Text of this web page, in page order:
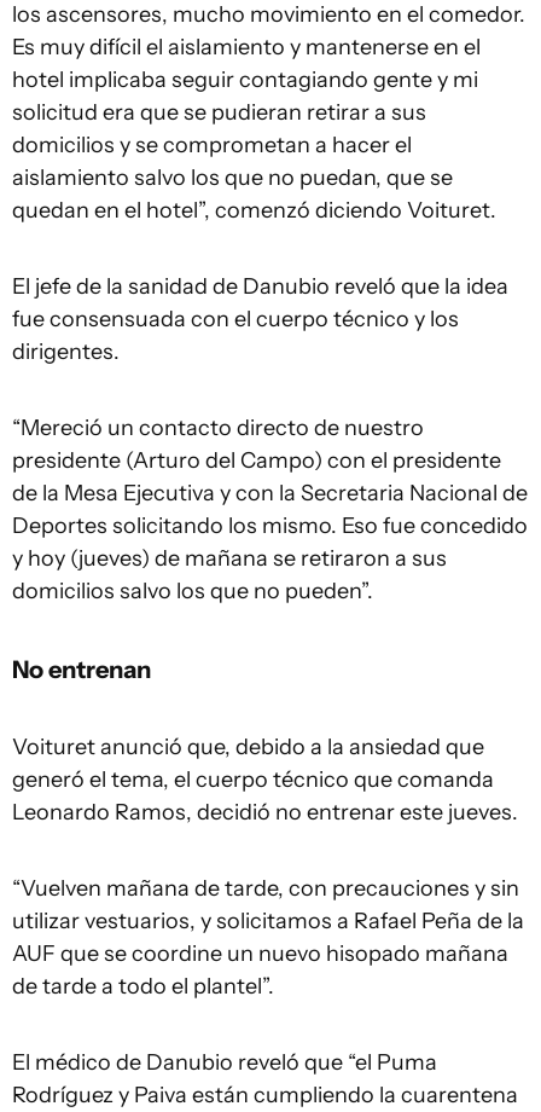
los ascensores, mucho movimiento en el comedor.
Es muy difícil el aislamiento y mantenerse en el
hotel implicaba seguir contagiando gente y mi
solicitud era que se pudieran retirar a sus
domicilios y se comprometan a hacer el
aislamiento salvo los que no puedan, que se
quedan en el hotel”, comenzó diciendo Voituret.
El jefe de la sanidad de Danubio reveló que la idea
fue consensuada con el cuerpo técnico y los
dirigentes.
“Mereció un contacto directo de nuestro
presidente (Arturo del Campo) con el presidente
de la Mesa Ejecutiva y con la Secretaria Nacional de
Deportes solicitando los mismo. Eso fue concedido
y hoy (jueves) de mañana se retiraron a sus
domicilios salvo los que no pueden”.
No entrenan
Voituret anunció que, debido a la ansiedad que
generó el tema, el cuerpo técnico que comanda
Leonardo Ramos, decidió no entrenar este jueves.
“Vuelven mañana de tarde, con precauciones y sin
utilizar vestuarios, y solicitamos a Rafael Peña de la
AUF que se coordine un nuevo hisopado mañana
de tarde a todo el plantel”.
El médico de Danubio reveló que “el Puma
Rodríguez y Paiva están cumpliendo la cuarentena